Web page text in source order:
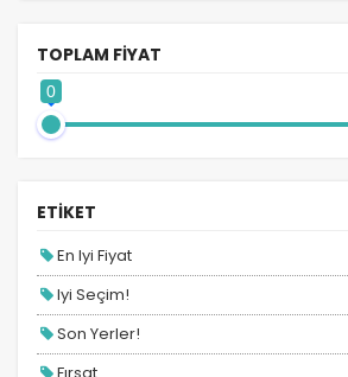
Ankara Hareketli Balkan Turları
Ankara Hareketli İtalya Turları
Ankara Hareketli Mısır Turları
Ankara Hareketli Turlar
Antalya Hareketli Balkan Turları
TOPLAM FİYAT
0
ETİKET
En Iyi Fiyat
Iyi Seçim!
Son Yerler!